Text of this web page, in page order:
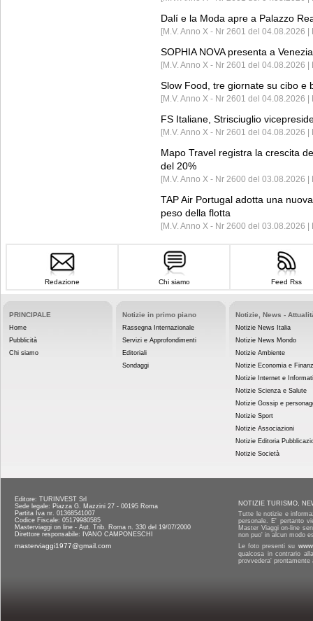
Dalí e la Moda apre a Palazzo
[M.V. Anno X - Nr 2601 del 04.08.2026 |
SOPHIA NOVA presenta a
[M.V. Anno X - Nr 2601 del 04.08.2026
Slow Food, tre giornate su cibo e
[M.V. Anno X - Nr 2601 del 04.08.2026 |
FS Italiane, Strisciuglio
[M.V. Anno X - Nr 2601 del 04.08.2026 |
Mapo Travel registra la crescita
del 20%
[M.V. Anno X - Nr 2600 del 03.08.2026 |
TAP Air Portugal adotta una
peso della flotta
[M.V. Anno X - Nr 2600 del 03.08.2026
Redazione Chi siamo Feed Rss
PRINCIPALE
Home
Pubblicità
Chi siamo
Notizie in primo piano
Rassegna Internazionale
Servizi e Approfondimenti
Editoriali
Sondaggi
Notizie, News -
Notizie News Italia
Notizie News Mondo
Notizie Ambiente
Notizie Economia e
Notizie Internet e
Notizie Scienza e Salute
Notizie Gossip e
Notizie Sport
Notizie Associazioni
Notizie Editoria
Notizie Società
Editore: TURINVEST Srl
Sede legale: Piazza G. Mazzini 27 - 00195 Roma
Partita Iva nr. 01368541007
Codice Fiscale: 05179980585
Masterviaggi on line - Aut. Trib. Roma n. 330 del 19/07/2000
Direttore responsabile: IVANO CAMPONESCHI
masterviaggi1977@gmail.com
NOTIZIE TURISMO,
Tutte le notizie e
personale. E' pertanto
Master Viaggi on-line
non puo' in alcun modo
Le foto presenti su
qualcosa in contrario
provvedera'